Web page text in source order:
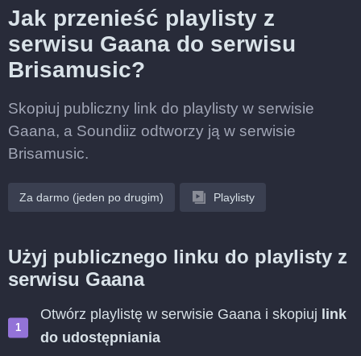
Jak przenieść playlisty z
serwisu Gaana do serwisu
Brisamusic?
Skopiuj publiczny link do playlisty w serwisie
Gaana, a Soundiiz odtworzy ją w serwisie
Brisamusic.
Za darmo (jeden po drugim) Playlisty
Użyj publicznego linku do playlisty z
serwisu Gaana
Otwórz playlistę w serwisie Gaana i skopiuj link
do udostępniania